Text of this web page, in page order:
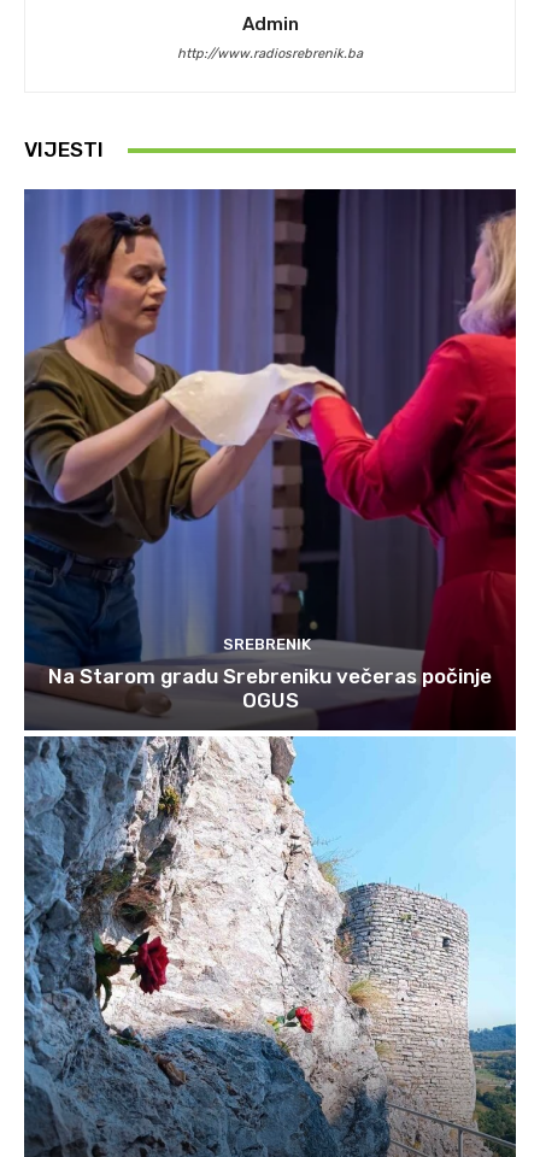
Admin
http://www.radiosrebrenik.ba
VIJESTI
SREBRENIK
Na Starom gradu Srebreniku večeras počinje
OGUS